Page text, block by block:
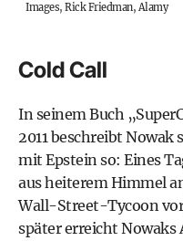
Images, Rick Friedman, Alamy
Cold Call
In seinem Buch
2011 beschreibt
mit Epstein so: Eines
aus heiterem Himmel
Wall-Street-Tycoon
später erreicht